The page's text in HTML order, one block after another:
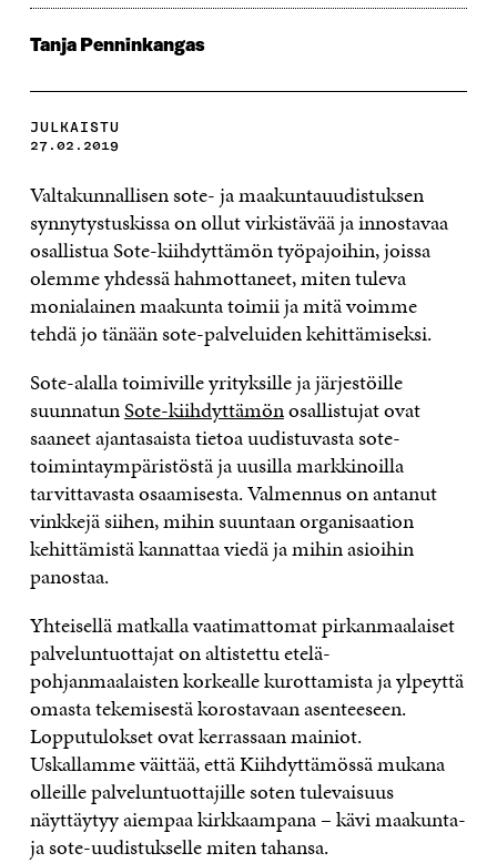
Tanja Penninkangas
JULKAISTU
27.02.2019
Valtakunnallisen sote- ja maakuntauudistuksen
synnytystuskissa on ollut virkistävää ja innostavaa
osallistua Sote-kiihdyttämön työpajoihin, joissa
olemme yhdessä hahmottaneet, miten tuleva
monialainen maakunta toimii ja mitä voimme
tehdä jo tänään sote-palveluiden kehittämiseksi.
Sote-alalla toimiville yrityksille ja järjestöille
suunnatunSote-kiihdyttämönosallistujat ovat
saaneet ajantasaista tietoa uudistuvasta sote-
toimintaympäristöstä ja uusilla markkinoilla
tarvittavasta osaamisesta. Valmennus on antanut
vinkkejä siihen, mihin suuntaan organisaation
kehittämistä kannattaa viedä ja mihin asioihin
panostaa.
Yhteisellä matkalla vaatimattomat pirkanmaalaiset
palveluntuottajat on altistettu etelä-
pohjanmaalaisten korkealle kurottamista ja ylpeyttä
omasta tekemisestä korostavaan asenteeseen.
Lopputulokset ovat kerrassaan mainiot.
Uskallamme väittää, että Kiihdyttämössä mukana
olleille palveluntuottajille soten tulevaisuus
näyttäytyy aiempaa kirkkaampana – kävi maakunta-
ja sote-uudistukselle miten tahansa.